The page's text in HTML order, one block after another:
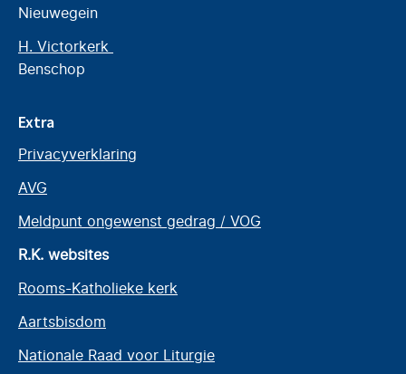
Nieuwegein
H. Victorkerk
Benschop
Extra
Privacyverklaring
AVG
Meldpunt ongewenst gedrag / VOG
R.K. websites
Rooms-Katholieke kerk
Aartsbisdom
Nationale Raad voor Liturgie